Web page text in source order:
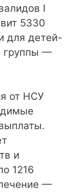
I
5330
для детей-
группы —
от НСУ
и
1216
—